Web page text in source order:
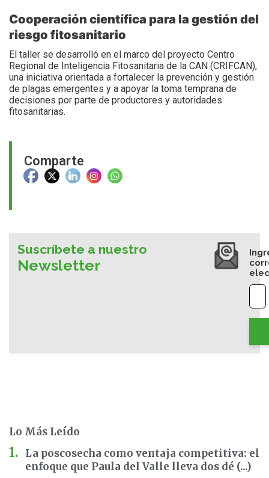
Comparte
Cooperación científica para la gestión del
riesgo fitosanitario
El taller se desarrolló en el marco del proyecto Centro
Regional de Inteligencia Fitosanitaria de la CAN (CRIFCAN),
una iniciativa orientada a fortalecer la prevención y gestión
de plagas emergentes y a apoyar la toma temprana de
decisiones por parte de productores y autoridades
fitosanitarias.
Suscríbete a nuestro
Newsletter
Lo Más Leído
La poscosecha como ventaja competitiva: el
enfoque que Paula del Valle lleva dos dé (...)